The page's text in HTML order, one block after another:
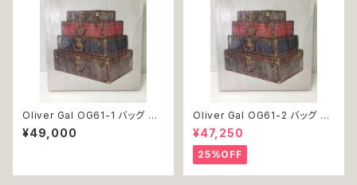
Oliver Gal OG61-1 バッグ ト
ランク 絵 アート インテリア お
祝い 贈り物 プレゼント 結婚 新
¥49,000
Oliver Gal OG61-2 バッグ ト
ランク 絵 アート インテリア お
祝い 贈り物 プレゼント 結婚 新
築 開店 周年 バースデイ 誕生日
ご褒美
¥47,250
25%OFF